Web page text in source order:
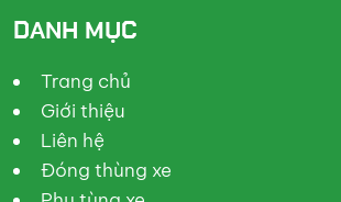
DANH MỤC
Trang chủ
Giới thiệu
Liên hệ
Đóng thùng xe